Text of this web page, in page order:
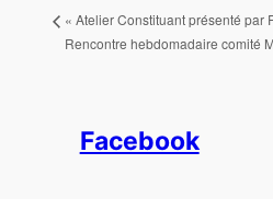
« Atelier Constituant présenté par
Rencontre hebdomadaire comité
Facebook